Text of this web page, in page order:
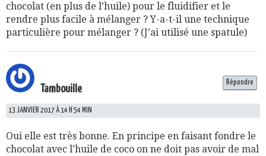
chocolat (en plus de l’huile) pour le fluidifier et le
rendre plus facile à mélanger ? Y-a-t-il une technique
particulière pour mélanger ? (J’ai utilisé une spatule)
Tambouille
13 JANVIER 2017 À 14 H 54 MIN
Oui elle est très bonne. En principe en faisant fondre le
chocolat avec l’huile de coco on ne doit pas avoir de mal
Répondre